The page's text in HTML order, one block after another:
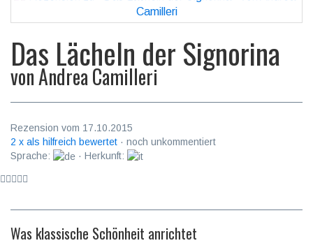
Das Lächeln der Signorina
vonAndrea Camilleri
Rezension vom 17.10.2015
2 x als hilfreich bewertet · noch unkommentiert
Sprache:
· Herkunft:
Was klassische Schönheit anrichtet